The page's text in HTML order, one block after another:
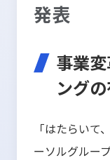
発表
事業
ング
「はたらいて
ーソルグルー